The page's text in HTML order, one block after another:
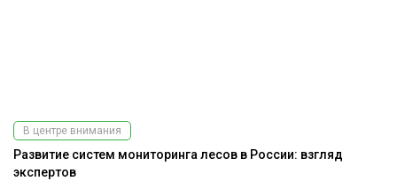
В центре внимания
Развитие систем мониторинга лесов в России: взгляд
экспертов